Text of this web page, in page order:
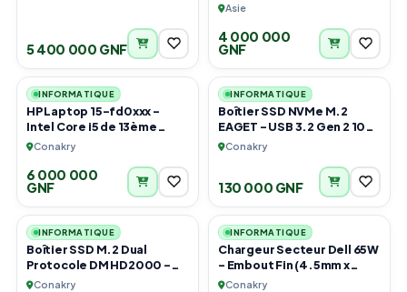
5 400 000 GNF
Asie
4 000 000
GNF
2
INFORMATIQUE
HP Laptop 15-fd0xxx –
Intel Core i5 de 13ème
Génération
Conakry
6 000 000
GNF
1
INFORMATIQUE
Boîtier SSD NVMe M.2
EAGET – USB 3.2 Gen 2 10
Gbps
Conakry
130 000 GNF
1
INFORMATIQUE
Boîtier SSD M.2 Dual
Protocole DM HD2000 –
USB-C 3.2
Conakry
1
INFORMATIQUE
Chargeur Secteur Dell 65W
– Embout Fin (4.5mm x
3.0mm)
Conakry